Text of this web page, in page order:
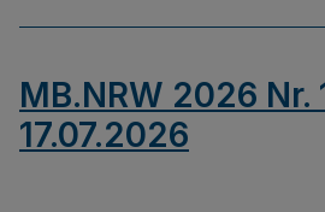
MB.NRW 2026 Nr.
17.07.2026